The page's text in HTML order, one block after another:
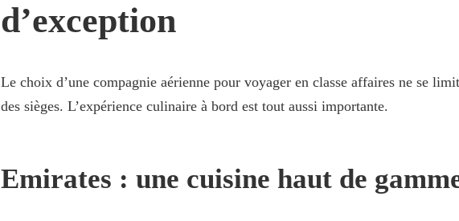
d’exception
Le choix d’une compagnie aérienne pour voyager en classe affaires ne se
des sièges. L’expérience culinaire à bord est tout aussi importante.
Emirates : une cuisine haut de